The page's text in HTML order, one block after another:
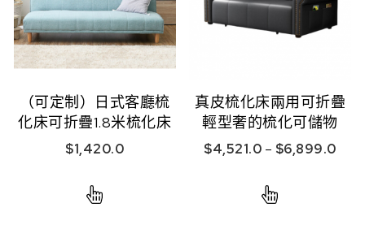
（可定制）日式客廳梳
化床可折疊1.8米梳化床
$1,420.0
真皮梳化床兩用可折疊
輕型奢的梳化可儲物
$4,521.0 – $6,899.0